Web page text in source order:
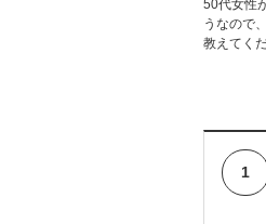
50代女性
うなので
教えてく
1